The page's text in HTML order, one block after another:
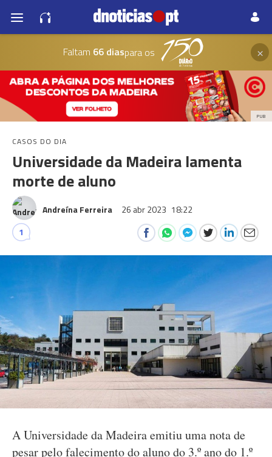
Faltam 66 diaspara os ×
PUB
CASOS DO DIA
Universidade da Madeira lamenta
morte de aluno
Andreína Ferreira 26 abr 2023 18:22
1
A Universidade da Madeira emitiu uma nota de
pesar pelo falecimento do aluno do 3.º ano do 1.º